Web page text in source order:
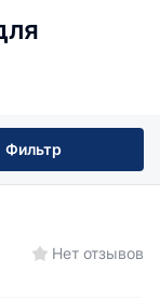
Фильтр
Нет отзывов